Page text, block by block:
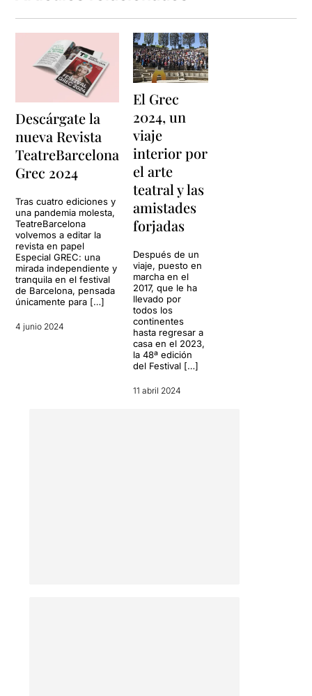
siempre fácil ni placiente,
pero ligado a la verdad. De
fondo, la agradable e
interesante música en
directo deKreatess
Descárgate la
nueva Revista
TeatreBarcelona
Grec 2024
Tras cuatro ediciones y
una pandemia molesta,
TeatreBarcelona
volvemos a editar la
revista en papel
Especial GREC: una
mirada independiente y
tranquila en el festival
de Barcelona, pensada
únicamente para […]
4 junio 2024
El Grec
2024, un
viaje
interior por
el arte
teatral y las
amistades
forjadas
Después de un
viaje, puesto en
marcha en el
2017, que le ha
llevado por
todos los
continentes
hasta regresar a
casa en el 2023,
la 48ª edición
del Festival […]
11 abril 2024